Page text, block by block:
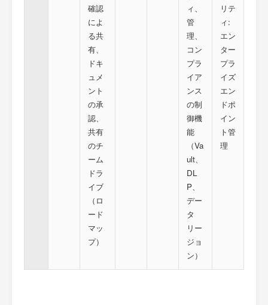
確認
によ
る共
有、
ドキ
ュメ
ント
の承
認、
共有
のチ
ーム
ドラ
イブ
（ロ
ード
マッ
プ）
ィ、
管
理、
コン
プラ
イア
ンス
の制
御機
能
（Va
ult、
DL
P、
デー
タ
リー
ジョ
ン）
リテ
ィ:
エン
ター
プラ
イズ
エン
ドポ
イン
ト管
理